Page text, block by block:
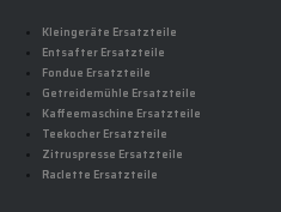
Kleingeräte Ersatzteile
Entsafter Ersatzteile
Fondue Ersatzteile
Getreidemühle Ersatzteile
Kaffeemaschine Ersatzteile
Teekocher Ersatzteile
Zitruspresse Ersatzteile
Raclette Ersatzteile